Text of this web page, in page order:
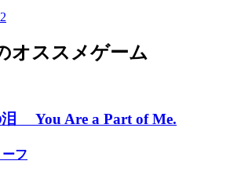
オススメゲーム
泪 You Are a Part of Me.
フ